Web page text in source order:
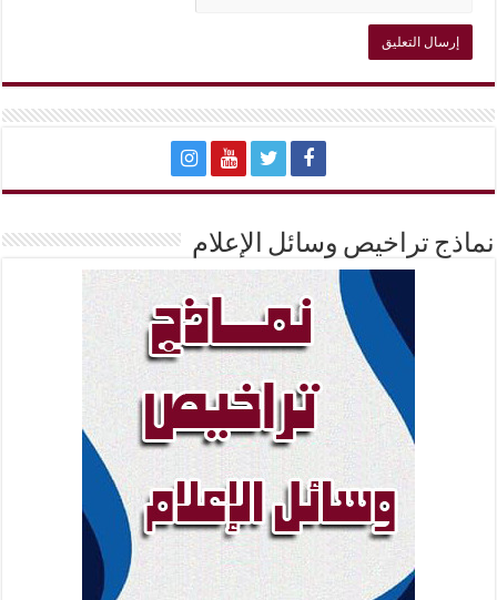
نماذج تراخيص وسائل الإعلام